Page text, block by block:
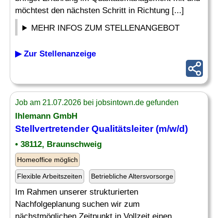
möchtest den nächsten Schritt in Richtung [...]
MEHR INFOS ZUM STELLENANGEBOT
▶ Zur Stellenanzeige
Job am 21.07.2026 bei jobsintown.de gefunden
Ihlemann GmbH
StellvertretenderQualitätsleiter(m/w/d)
• 38112, Braunschweig
Homeoffice möglich
Flexible Arbeitszeiten Betriebliche Altersvorsorge
Im Rahmen unserer strukturierten
Nachfolgeplanung suchen wir zum